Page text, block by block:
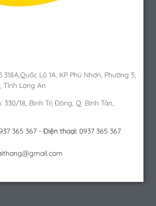
318A,Quốc Lộ 1A, KP Phú Nhơn, Phường 5,
Tỉnh Long An
330/18, Bình Trị Đông, Q. Bình Tân,
365 367 - Điện thoại: 0937 365 367